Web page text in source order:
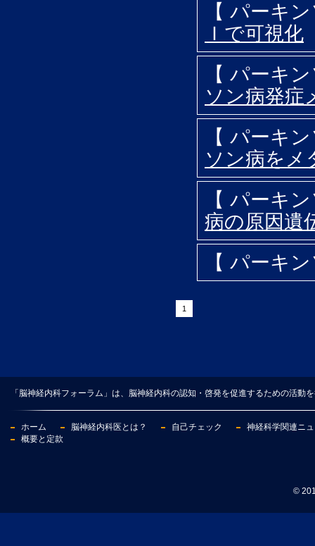
【 パーキ
Ｉで可視化
【 パーキ
ソン病発症
【 パーキ
ソン病をメ
【 パーキ
病の原因遺
【 パーキ
1
「脳神経内科フォーラム」は、脳神経内科の認知・啓発を促進するための活動
ホーム 脳神経内科医とは？ 自己チェック
神経科学関連ニ
概要と定款
©